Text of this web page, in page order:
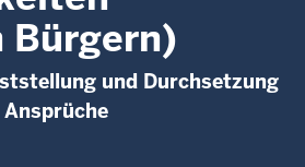
Bürgern)
und Durchsetzung